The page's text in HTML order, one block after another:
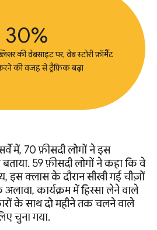
30%
की वेबसाइट पर, वेब स्टोरी फ़ॉर्मैट
की वजह से ट्रैफ़िक बढ़ा
में, 70 फ़ीसदी लोगों ने इस
59 फ़ीसदी लोगों ने कहा कि वे
इस क्लास के दौरान सीखी गई चीज़ों
कार्यक्रम में हिस्सा लेने वाले
के साथ दो महीने तक चलने वाले
चुना गया.